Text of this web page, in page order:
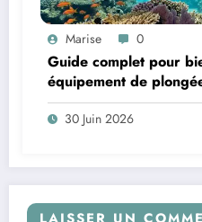
Marise 0
Guide complet pour
équipement de
30 Juin 2026